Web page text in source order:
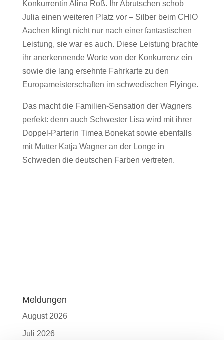
Konkurrentin Alina Roß. Ihr Abrutschen schob
Julia einen weiteren Platz vor – Silber beim CHIO
Aachen klingt nicht nur nach einer fantastischen
Leistung, sie war es auch. Diese Leistung brachte
ihr anerkennende Worte von der Konkurrenz ein
sowie die lang ersehnte Fahrkarte zu den
Europameisterschaften im schwedischen Flyinge.
Das macht die Familien-Sensation der Wagners
perfekt: denn auch Schwester Lisa wird mit ihrer
Doppel-Parterin Timea Bonekat sowie ebenfalls
mit Mutter Katja Wagner an der Longe in
Schweden die deutschen Farben vertreten.
Meldungen
August 2026
Juli 2026